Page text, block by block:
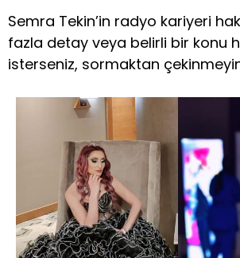
Semra Tekin’in radyo kariyeri
fazla detay veya belirli bir konu
isterseniz, sormaktan